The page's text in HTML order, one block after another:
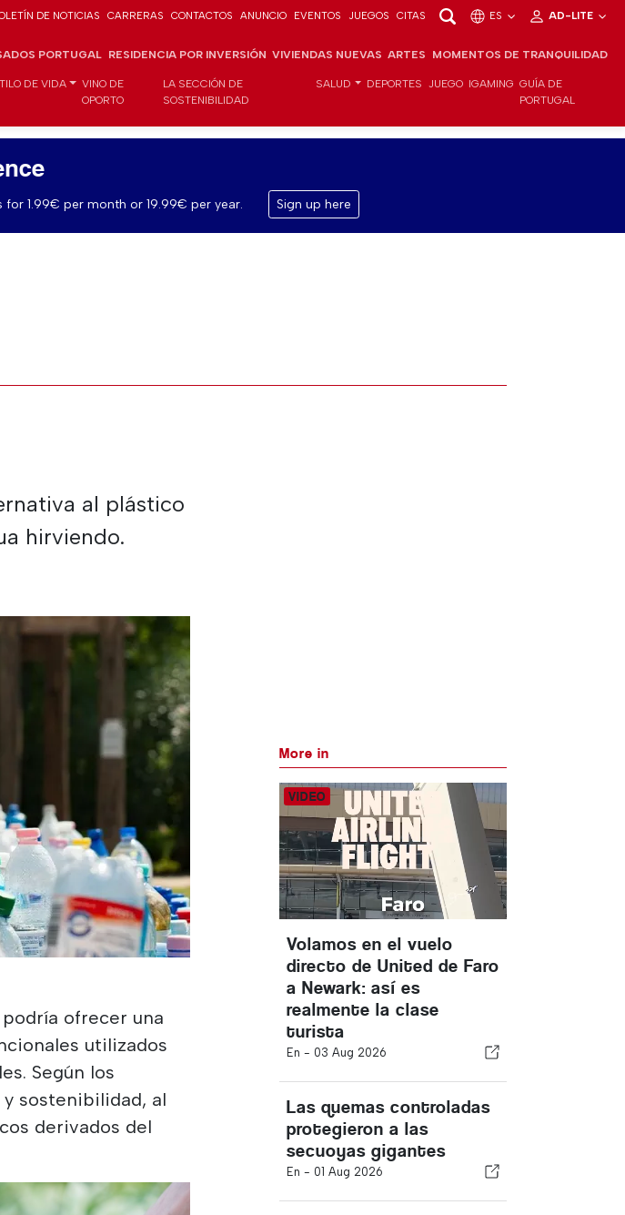
DE NOTICIAS CARRERAS CONTACTOS ANUNCIO EVENTOS JUEGOS CITAS ES AD-LITE
PORTUGAL RESIDENCIA POR INVERSIÓN VIVIENDAS NUEVAS ARTES MOMENTOS DE TRANQUILIDAD
DE VIDA
VINO DE
OPORTO
LA SECCIÓN DE
SOSTENIBILIDAD
SALUD DEPORTES JUEGO IGAMING GUÍA DE
PORTUGAL
1.99€ per month or 19.99€ per year. Sign up here
al plástico
hirviendo.
ofrecer una
utilizados
Según los
sostenibilidad, al
derivados del
More in
Volamos en el vuelo
directo de United de Faro
a Newark: así es
realmente la clase
turista
En - 03 Aug 2026
Las quemas controladas
protegieron a las
secuoyas gigantes
En - 01 Aug 2026